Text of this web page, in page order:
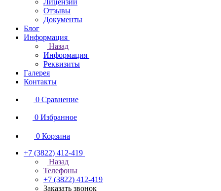
Лицензии
Отзывы
Документы
Блог
Информация
Назад
Информация
Реквизиты
Галерея
Контакты
0 Сравнение
0 Избранное
0 Корзина
+7 (3822) 412-419
Назад
Телефоны
+7 (3822) 412-419
Заказать звонок